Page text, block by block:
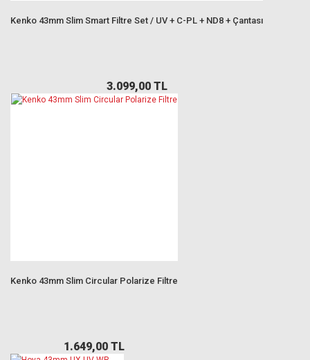
Kenko 43mm Slim Smart Filtre Set / UV + C-PL + ND8 + Çantası
3.099,00 TL
Kenko 43mm Slim Circular Polarize Filtre
1.649,00 TL